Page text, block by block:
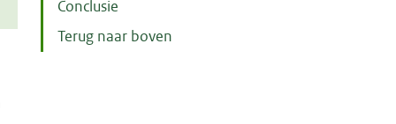
Conclusie
Terug naar boven